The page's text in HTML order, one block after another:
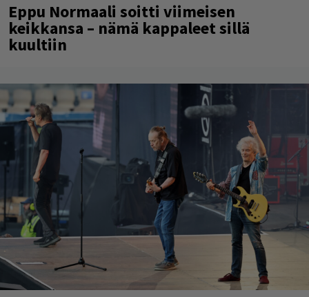
Eppu Normaali soitti viimeisen
keikkansa – nämä kappaleet sillä
kuultiin